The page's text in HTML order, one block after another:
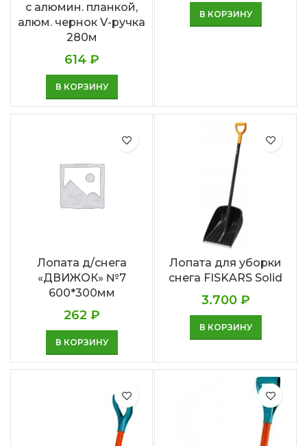
с алюмин. планкой,
алюм. чернок V-ручка
280м
614 ₽
В КОРЗИНУ
В КОРЗИНУ
Лопата д/снега
«ДВИЖОК» №7
600*300мм
262 ₽
В КОРЗИНУ
Лопата для уборки
снега FISKARS Solid
3.700 ₽
В КОРЗИНУ